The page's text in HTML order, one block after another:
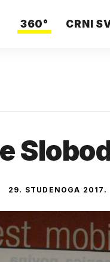
360° CRNI
29. STUDENOGA 2017.